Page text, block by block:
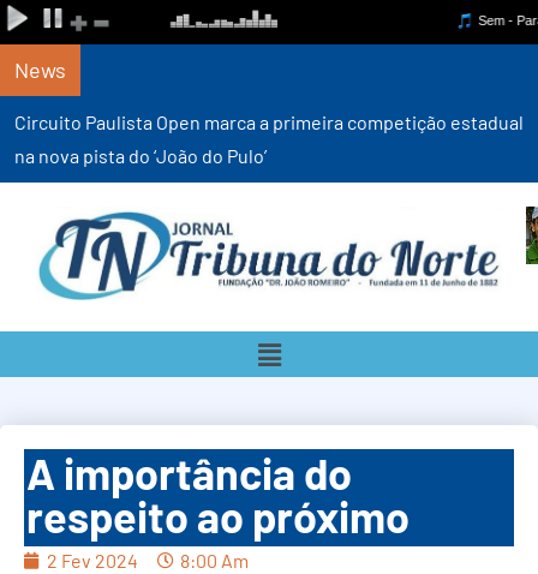
News
Circuito Paulista Open marca a primeira competição estadual
na nova pista do ‘João do Pulo’
A importância do
respeito ao próximo
2 Fev 2024
8:00 Am